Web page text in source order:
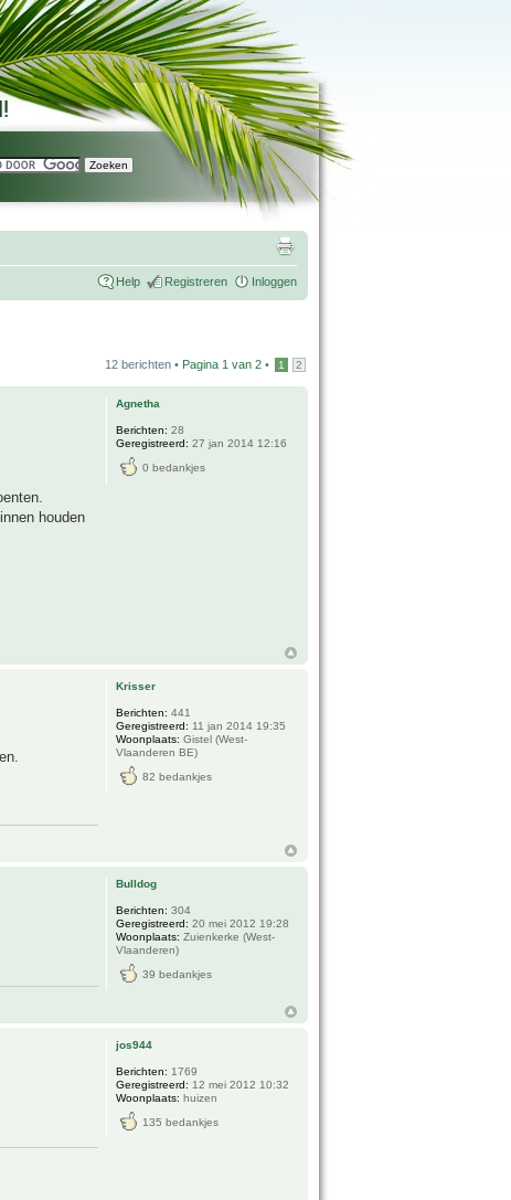
Help Registreren Inloggen
12 berichten • Pagina 1 van 2 • 1 2
houden
Agnetha
Berichten: 28
Geregistreerd: 27 jan 2014 12:16
0 bedankjes
Krisser
Berichten: 441
Geregistreerd: 11 jan 2014 19:35
Woonplaats: Gistel (West-
Vlaanderen BE)
82 bedankjes
Bulldog
Berichten: 304
Geregistreerd: 20 mei 2012 19:28
Woonplaats: Zuienkerke (West-
Vlaanderen)
39 bedankjes
jos944
Berichten: 1769
Geregistreerd: 12 mei 2012 10:32
Woonplaats: huizen
135 bedankjes